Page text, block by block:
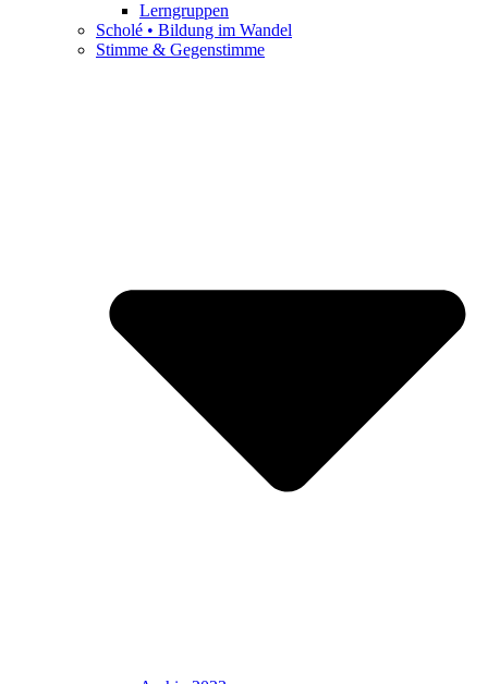
Lerngruppen
Scholé • Bildung im Wandel
Stimme & Gegenstimme